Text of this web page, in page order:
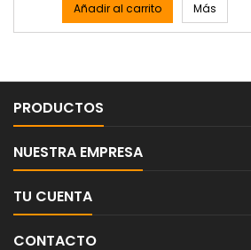
Añadir al carrito Más
PRODUCTOS
NUESTRA EMPRESA
TU CUENTA
CONTACTO